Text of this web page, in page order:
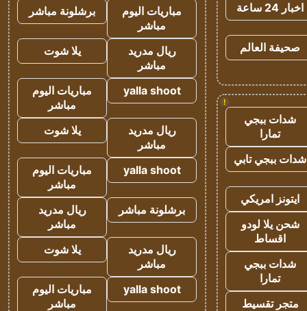
اخبار 24 ساعة
صحيفة العالم
!
شدات ببجي
تمارا
شدات ببجي تابي
ايتونز امريكي
شحن يلا لودو
اقساط
شدات ببجي
تمارا
متجر تقسيط
مباريات اليوم
مباشر
برشلونة مباشر
ريال مدريد
مباشر
يلا شوت
yalla shoot
مباريات اليوم
مباشر
ريال مدريد
مباشر
يلا شوت
yalla shoot
مباريات اليوم
مباشر
برشلونة مباشر
ريال مدريد
مباشر
ريال مدريد
مباشر
يلا شوت
yalla shoot
مباريات اليوم
مباشر